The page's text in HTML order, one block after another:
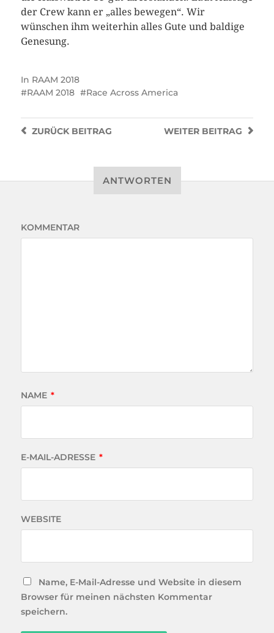
der Crew kann er „alles bewegen“. Wir
wünschen ihm weiterhin alles Gute und baldige
Genesung.
In RAAM 2018
RAAM 2018
Race Across America
WEITER BEITRAG
ZURÜCKBEITRAG
ANTWORTEN
KOMMENTAR
NAME *
E-MAIL-ADRESSE *
WEBSITE
Name, E-Mail-Adresse und Website in diesem
Browser für meinen nächsten Kommentar
speichern.